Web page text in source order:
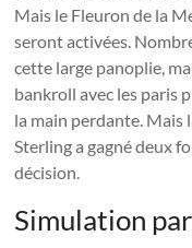
Mais le Fleuron de la
seront activées.
cette large panoplie,
bankroll avec les paris
la main perdante.
Sterling a gagné deux
décision.
Simulation